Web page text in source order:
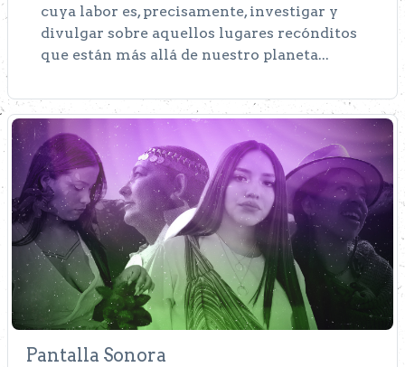
cuya labor es, precisamente, investigar y
divulgar sobre aquellos lugares recónditos
que están más allá de nuestro planeta...
Pantalla Sonora